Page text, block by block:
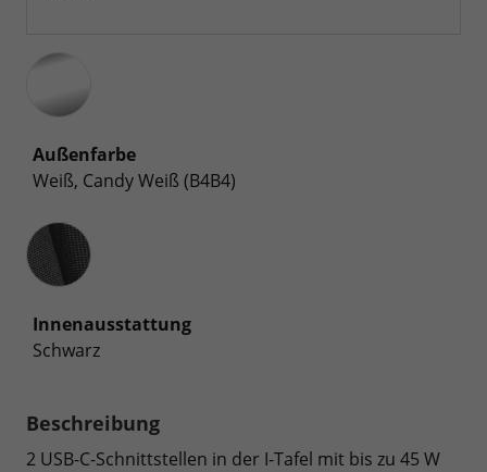
Außenfarbe
Weiß, Candy Weiß (B4B4)
Innenausstattung
Innenausstattung
Schwarz
Beschreibung
2 USB-C-Schnittstellen in der I-Tafel mit bis zu 45 W